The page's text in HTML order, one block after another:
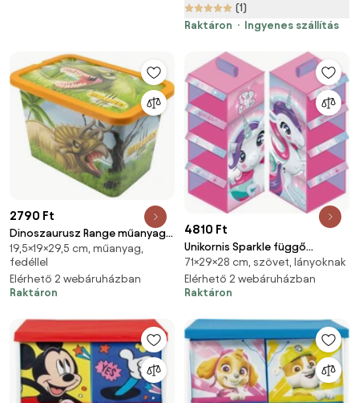
(1)
Raktáron
Ingyenes szállítás
2790 Ft
Dinoszaurusz Range műanyag
tároló doboz 7 L
19,5×19×29,5 cm, műanyag,
fedéllel
Elérhető 2 webáruházban
Raktáron
4810 Ft
Unikornis Sparkle függő
szekrényrendező 4 részes
71×29×28 cm, szövet, lányoknak
Elérhető 2 webáruházban
Raktáron